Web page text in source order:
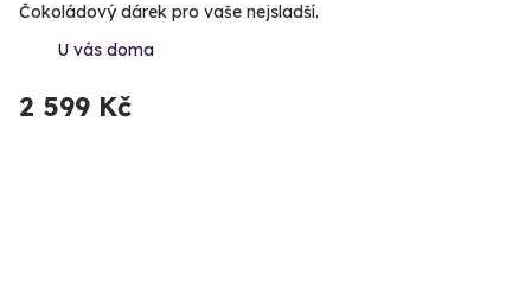
Čokoládový dárek pro vaše nejsladší.
U vás doma
2 599 Kč